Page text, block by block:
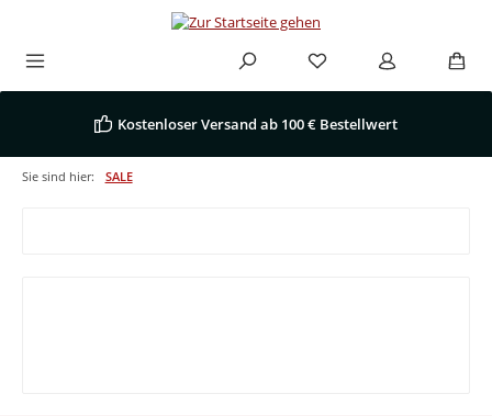
Zum Hauptinhalt springen
Kostenloser Versand ab 100 € Bestellwert
Sie sind hier: SALE